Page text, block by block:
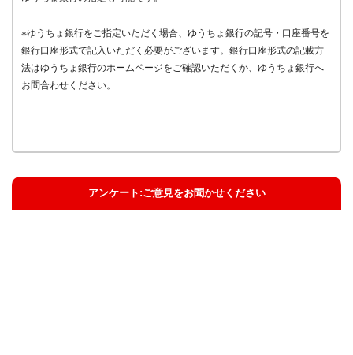
※ゆうちょ銀行をご指定いただく場合、ゆうちょ銀行の記号・口座番号を
銀行口座形式で記入いただく必要がございます。銀行口座形式の記載方
法はゆうちょ銀行のホームページをご確認いただくか、ゆうちょ銀行へ
お問合わせください。
アンケート:ご意見をお聞かせください